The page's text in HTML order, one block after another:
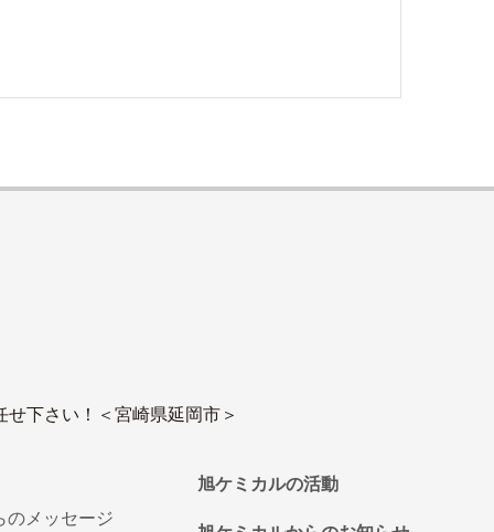
下さい！＜宮崎県延岡市＞
のメッセージ
旭ケミカルの活動